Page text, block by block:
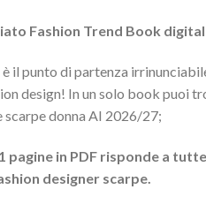
Fashion Trend Book
il punto di partenza
design! In un solo book puoi
scarpe donna AI 2026/27;
pagine in PDF risponde a
designer scarpe.